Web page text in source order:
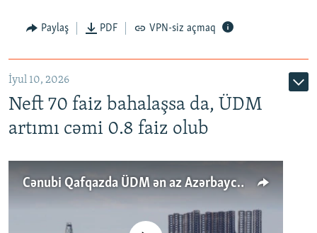
Paylaş PDF VPN-siz açmaq
İyul 10, 2026
Neft 70 faiz bahalaşsa da, ÜDM
artımı cəmi 0.8 faiz olub
Cənubi Qafqazda ÜDM ən az Azərbaycanda artır: Qonşuları niyə Bakını qabaqlaya bilir?